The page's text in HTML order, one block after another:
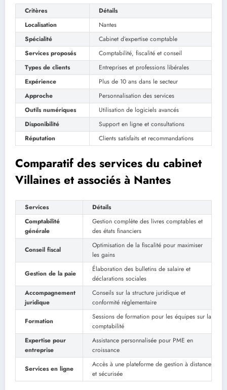
Critères
Détails
Localisation
Nantes
Spécialité
Cabinet d’expertise comptable
Services proposés
Comptabilité, fiscalité et conseil
Types de clients
Entreprises et professions libérales
Expérience
Plus de 10 ans dans le secteur
Approche
Personnalisation des services
Outils numériques
Utilisation de logiciels avancés
Disponibilité
Support en ligne et consultations
Réputation
Clients satisfaits et recommandations
Comparatif des services du cabinet
Villaines et associés à Nantes
Services
Détails
Comptabilité
générale
Gestion complète des livres comptables et
des états financiers
Conseil fiscal
Optimisation de la fiscalité pour maximiser
les gains
Gestion de la paie
Élaboration des bulletins de salaire et
déclarations sociales
Accompagnement
juridique
Conseils sur la structure juridique et
conformité réglementaire
Formation
Sessions de formation pour les équipes sur la
comptabilité
Expertise pour
entreprise
Assistance personnalisée pour PME en
croissance
Services en ligne
Accès à une plateforme de gestion à distance
et sécurisée